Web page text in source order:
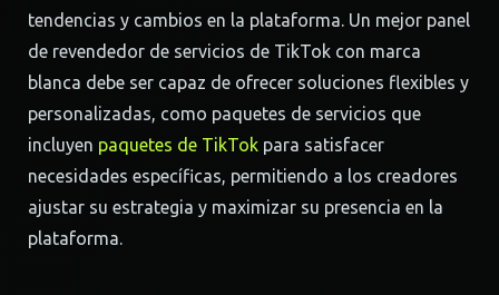
tendencias y cambios en la plataforma. Un mejor panel
de revendedor de servicios de TikTok con marca
blanca debe ser capaz de ofrecer soluciones flexibles y
personalizadas, como paquetes de servicios que
incluyen paquetes de TikTok para satisfacer
necesidades específicas, permitiendo a los creadores
ajustar su estrategia y maximizar su presencia en la
plataforma.